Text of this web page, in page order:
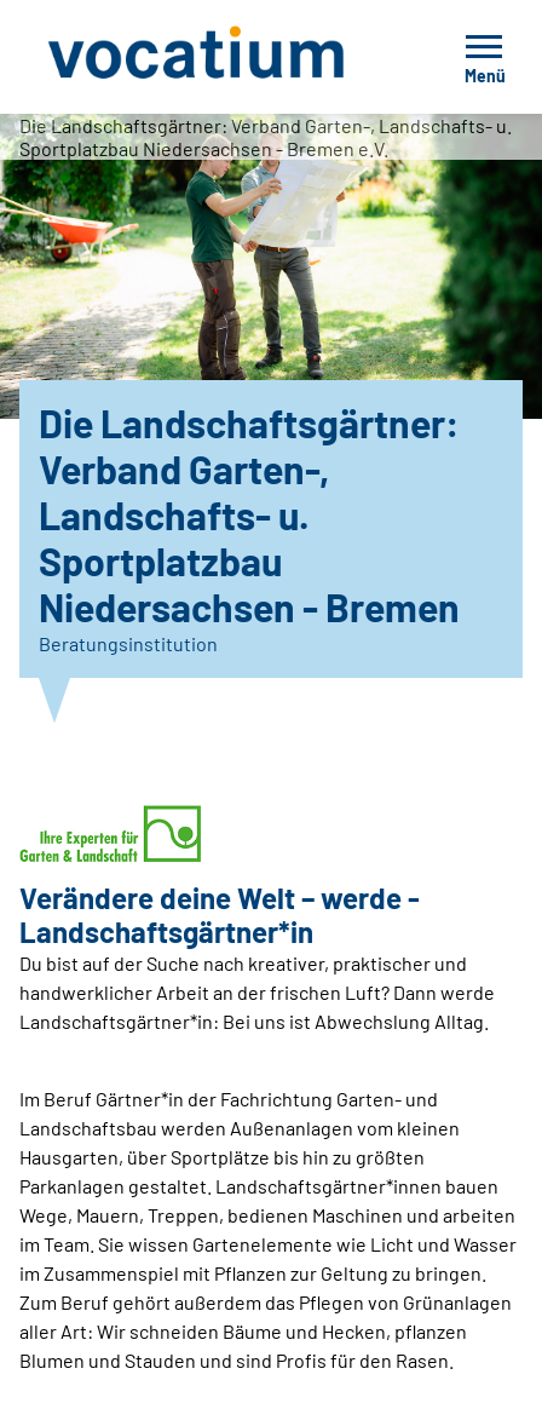
Menü
Die Landschaftsgärtner: Verband Garten-, Landschafts- u.
Sportplatzbau Niedersachsen - Bremen e.V.
Die Landschaftsgärtner:
Verband Garten-,
Landschafts- u.
Sportplatzbau
Niedersachsen - Bremen
Beratungsinstitution
Verändere ­deine Welt – werde ­
Landschaftsgärtner*in
Du bist auf der Suche nach kreativer, praktischer und
handwerklicher Arbeit an der frischen Luft? Dann werde
Landschaftsgärtner*in: Bei uns ist Abwechslung Alltag.
Im Beruf Gärtner*in der Fachrichtung Garten- und
Landschaftsbau werden Außenanlagen vom kleinen
Hausgarten, über Sportplätze bis hin zu größten
Parkanlagen gestaltet. Landschaftsgärtner*innen bauen
Wege, Mauern, Treppen, bedienen Maschinen und arbeiten
im Team. Sie wissen Gartenelemente wie Licht und Wasser
im Zusammenspiel mit Pflanzen zur Geltung zu bringen.
Zum Beruf gehört außerdem das Pflegen von Grünanlagen
aller Art: Wir schneiden Bäume und Hecken, pflanzen
Blumen und Stauden und sind Profis für den Rasen.